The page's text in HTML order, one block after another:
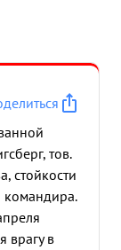
тов.
стойкости
командира.
врагу в